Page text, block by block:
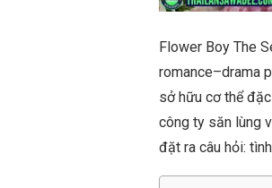
Flower Boy The
romance–drama
sở hữu cơ thể
công ty săn lùng
đặt ra câu hỏi: